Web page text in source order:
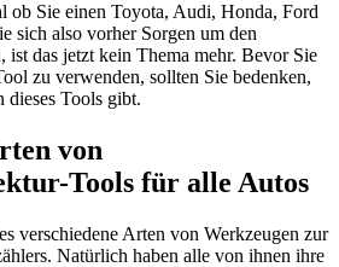
ob Sie einen Toyota, Audi, Honda, Ford
sich also vorher Sorgen um den
ist das jetzt kein Thema mehr. Bevor Sie
zu verwenden, sollten Sie bedenken,
dieses Tools gibt.
von
Tools für alle Autos
verschiedene Arten von Werkzeugen zur
Natürlich haben alle von ihnen ihre